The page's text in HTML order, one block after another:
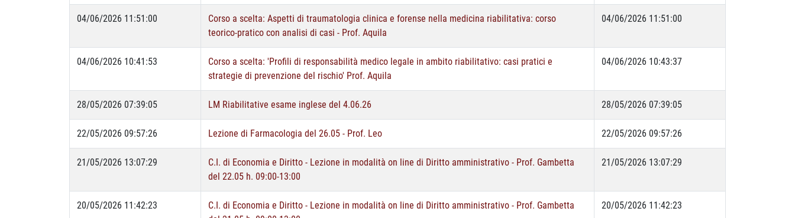
04/06/2026 11:51:00
Corso a scelta: Aspetti di traumatologia clinica e forense nella medicina riabilitativa: corso
teorico-pratico con analisi di casi - Prof. Aquila
04/06/2026 11:51:00
04/06/2026 10:41:53
Corso a scelta: 'Profili di responsabilità medico legale in ambito riabilitativo: casi pratici e
strategie di prevenzione del rischio' Prof. Aquila
04/06/2026 10:43:37
28/05/2026 07:39:05 LM Riabilitative esame inglese del 4.06.26 28/05/2026 07:39:05
22/05/2026 09:57:26 Lezione di Farmacologia del 26.05 - Prof. Leo 22/05/2026 09:57:26
21/05/2026 13:07:29
C.I. di Economia e Diritto - Lezione in modalità on line di Diritto amministrativo - Prof. Gambetta
del 22.05 h. 09:00-13:00
21/05/2026 13:07:29
20/05/2026 11:42:23
C.I. di Economia e Diritto - Lezione in modalità on line di Diritto amministrativo - Prof. Gambetta
20/05/2026 11:42:23